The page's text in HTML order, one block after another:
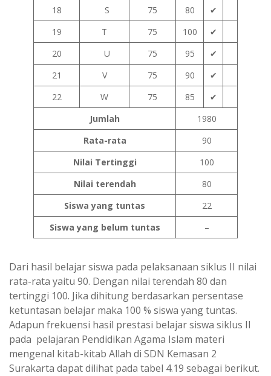
18
S 75 80
✔
19
T 75 100
✔
20
U 75 95
✔
21
V 75 90
✔
22
W 75 85
✔
Jumlah
1980
Rata-rata
90
Nilai Tertinggi
100
Nilai terendah
80
Siswa yang tuntas
22
Siswa yang belum tuntas
–
Dari hasil belajar siswa pada pelaksanaan siklus II nilai
rata-rata yaitu 90. Dengan nilai terendah 80 dan
tertinggi 100. Jika dihitung berdasarkan persentase
ketuntasan belajar maka 100 % siswa yang tuntas.
Adapun frekuensi hasil prestasi belajar siswa siklus II
pada pelajaran Pendidikan Agama Islam materi
mengenal kitab-kitab Allah di SDN Kemasan 2
Surakarta dapat dilihat pada tabel 4.19 sebagai berikut.